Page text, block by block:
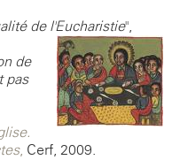
de l'Eucharistie",
de
pas
, Cerf, 2009.